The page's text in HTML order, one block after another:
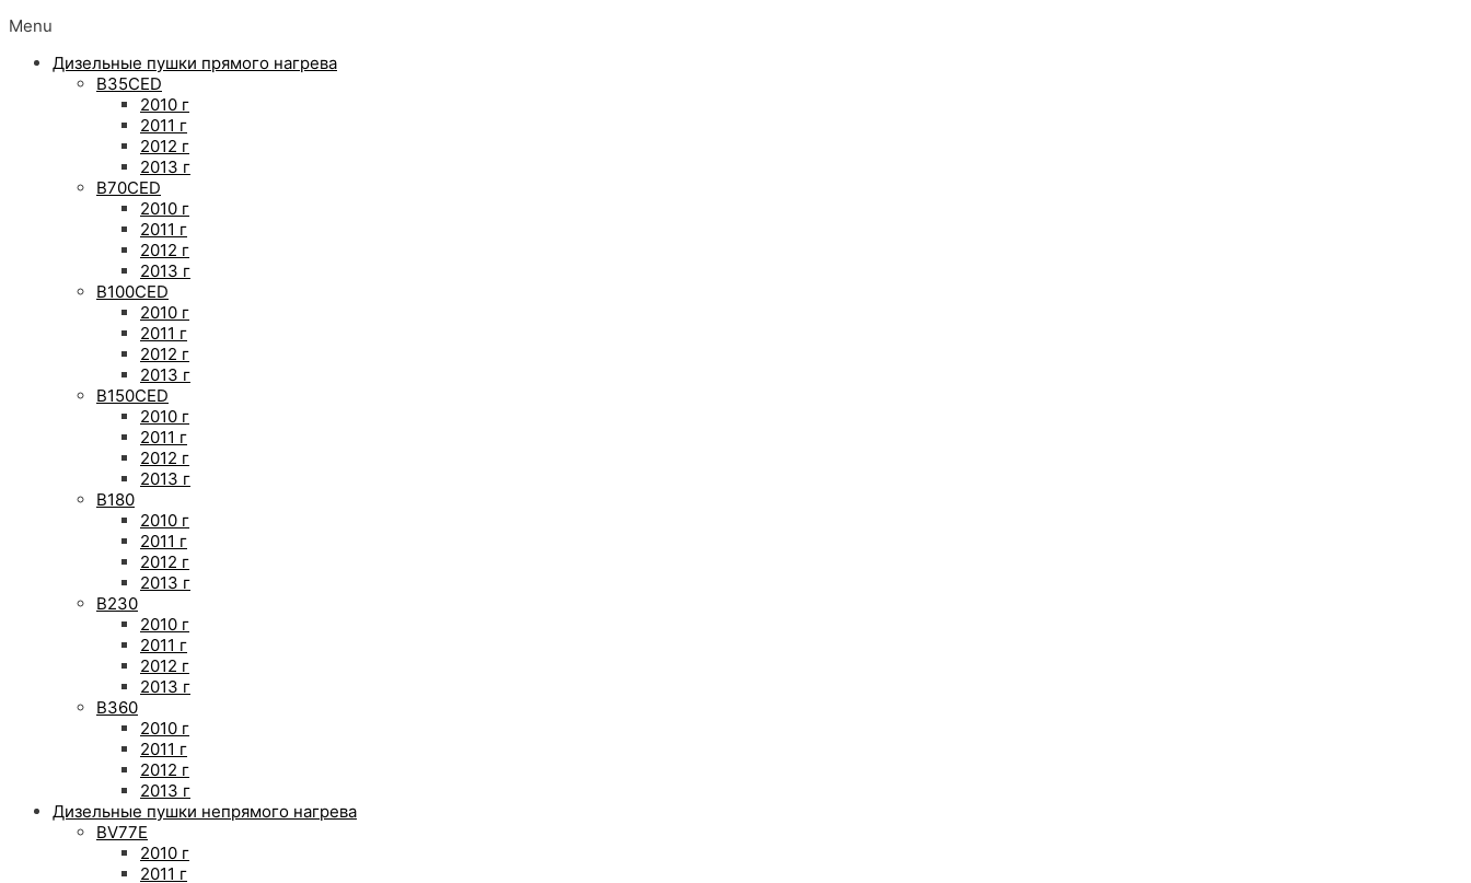
Menu
Дизельные пушки прямого нагрева
B35CED
2010 г
2011 г
2012 г
2013 г
B70CED
2010 г
2011 г
2012 г
2013 г
B100CED
2010 г
2011 г
2012 г
2013 г
B150CED
2010 г
2011 г
2012 г
2013 г
B180
2010 г
2011 г
2012 г
2013 г
B230
2010 г
2011 г
2012 г
2013 г
B360
2010 г
2011 г
2012 г
2013 г
Дизельные пушки непрямого нагрева
BV77E
2010 г
2011 г